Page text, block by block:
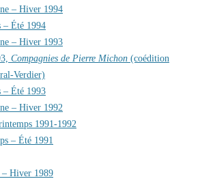
– Hiver 1994
– Été 1994
– Hiver 1993
Compagnies de Pierre Michon (coédition
Verdier)
– Été 1993
– Hiver 1992
1991-1992
– Été 1991
– Hiver 1989